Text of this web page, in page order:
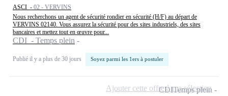
ASCI - 02 - VERVINS
Nous recherchons un agent de sécurité rondier en sécurité (H/F) au départ de
VERVINS 02140. Vous assurez la sécurité pour des sites industriels, des sites
bancaires et mettez tout en œuvre pour...
CDI - Temps plein
Publié il y a plus de 30 jours Soyez parmi les 1ers à postuler
CDITemps plein
Ajouter cette offre à ma sélection